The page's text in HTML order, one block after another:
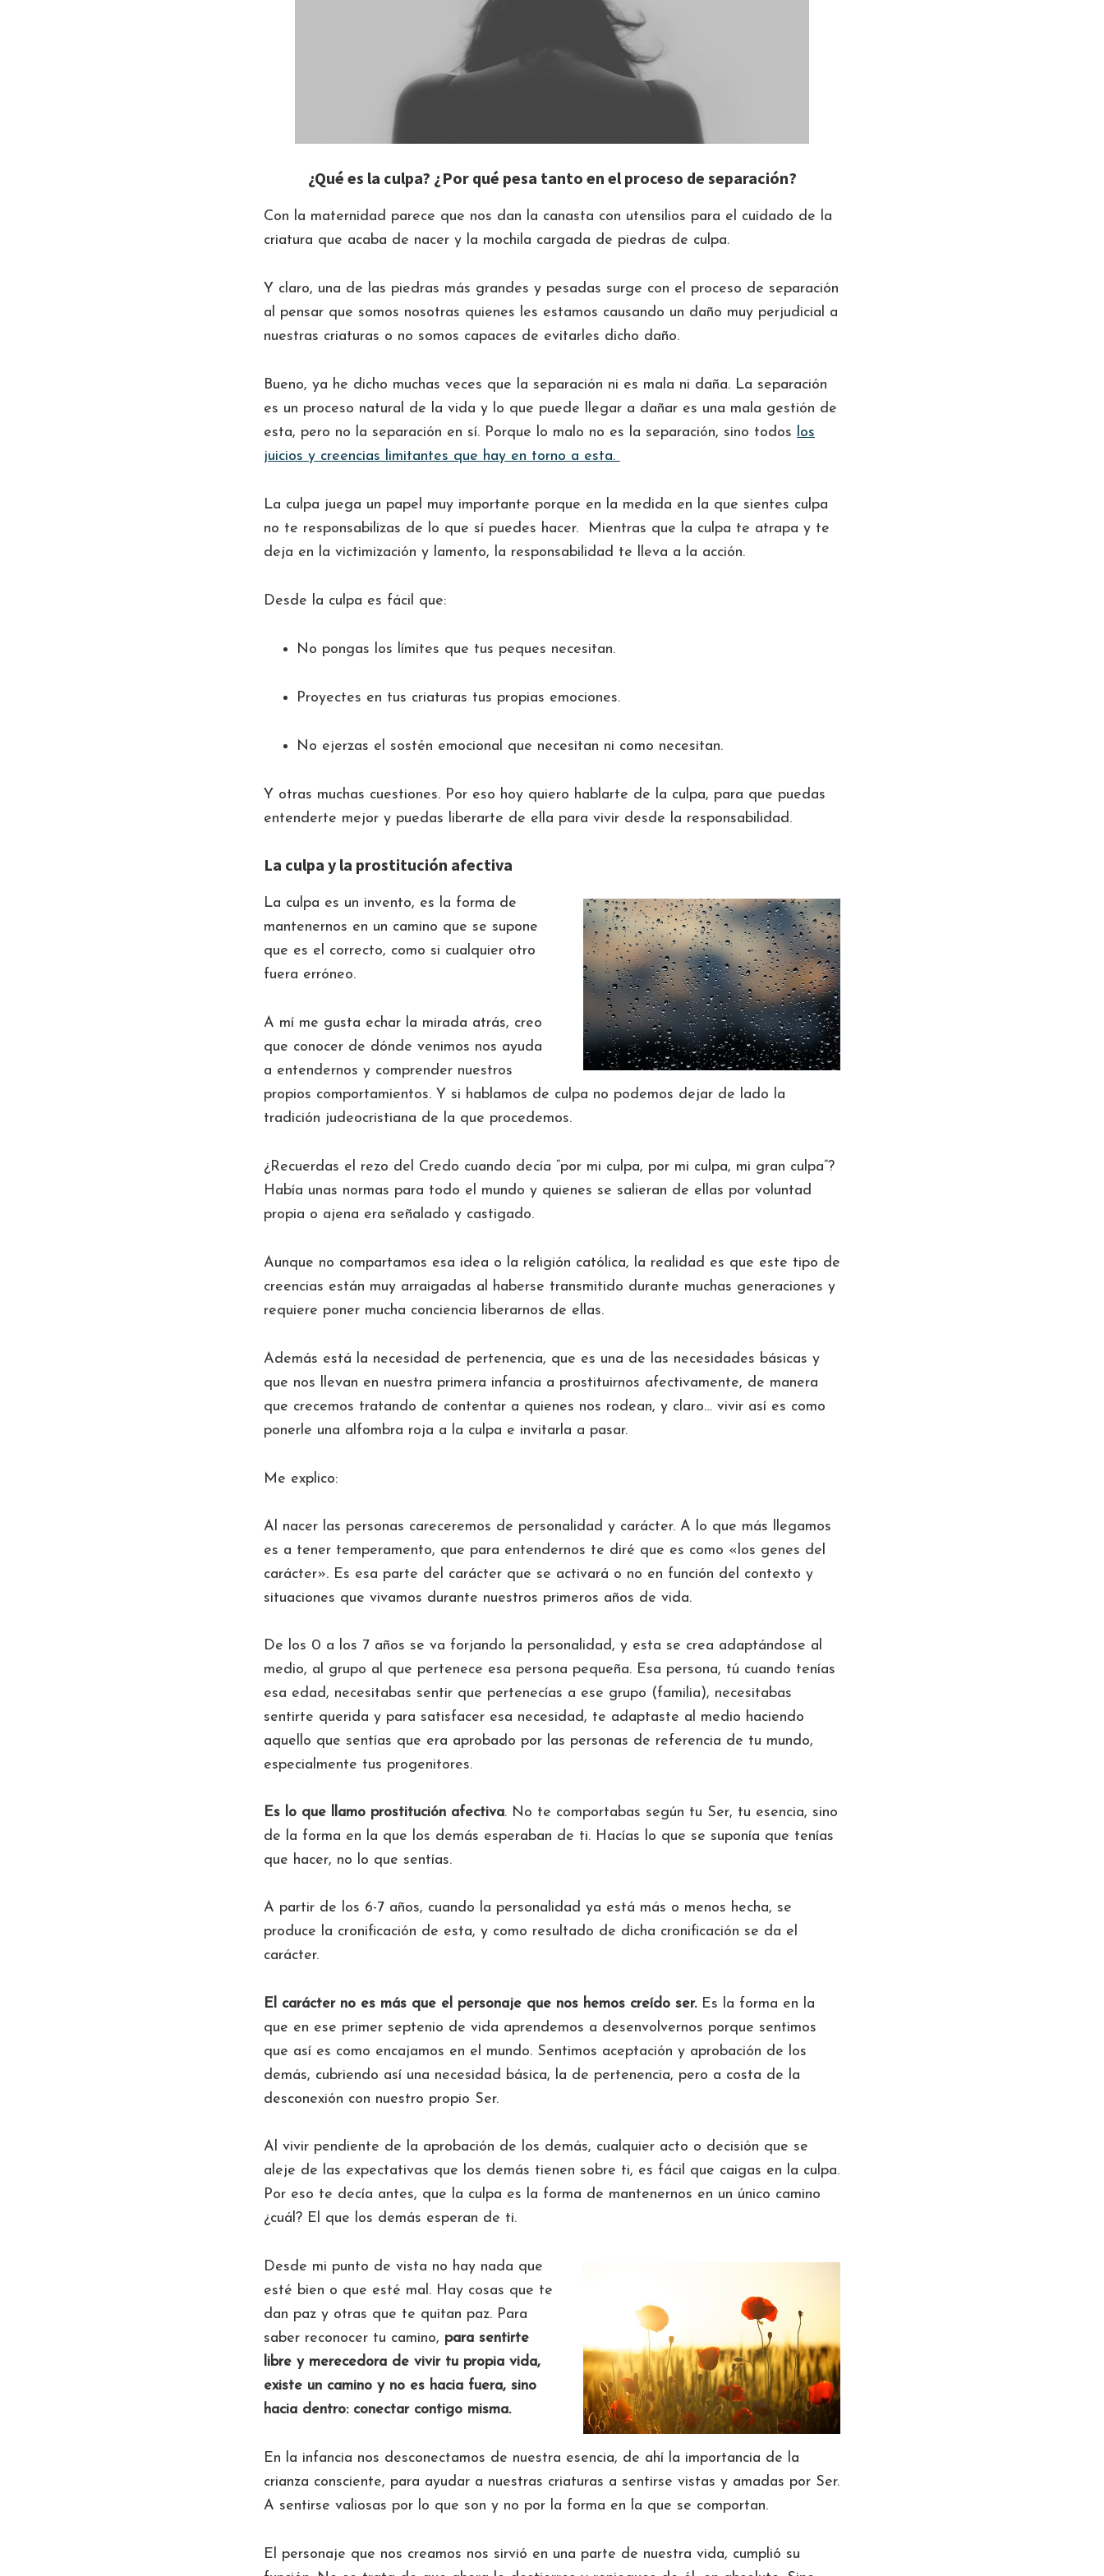
¿Qué es la culpa? ¿Por qué pesa tanto en el proceso de separación?
Con la maternidad parece que nos dan la canasta con utensilios para el cuidado de la
criatura que acaba de nacer y la mochila cargada de piedras de culpa.
Y claro, una de las piedras más grandes y pesadas surge con el proceso de separación
al pensar que somos nosotras quienes les estamos causando un daño muy perjudicial a
nuestras criaturas o no somos capaces de evitarles dicho daño.
Bueno, ya he dicho muchas veces que la separación ni es mala ni daña. La separación
es un proceso natural de la vida y lo que puede llegar a dañar es una mala gestión de
esta, pero no la separación en sí. Porque lo malo no es la separación, sino todos los
juicios y creencias limitantes que hay en torno a esta.
La culpa juega un papel muy importante porque en la medida en la que sientes culpa
no te responsabilizas de lo que sí puedes hacer. Mientras que la culpa te atrapa y te
deja en la victimización y lamento, la responsabilidad te lleva a la acción.
Desde la culpa es fácil que:
No pongas los límites que tus peques necesitan.
Proyectes en tus criaturas tus propias emociones.
No ejerzas el sostén emocional que necesitan ni como necesitan.
Y otras muchas cuestiones. Por eso hoy quiero hablarte de la culpa, para que puedas
entenderte mejor y puedas liberarte de ella para vivir desde la responsabilidad.
La culpa y la prostitución afectiva
La culpa es un invento, es la forma de
mantenernos en un camino que se supone
que es el correcto, como si cualquier otro
fuera erróneo.
A mí me gusta echar la mirada atrás, creo
que conocer de dónde venimos nos ayuda
a entendernos y comprender nuestros
propios comportamientos. Y si hablamos de culpa no podemos dejar de lado la
tradición judeocristiana de la que procedemos.
¿Recuerdas el rezo del Credo cuando decía “por mi culpa, por mi culpa, mi gran culpa”?
Había unas normas para todo el mundo y quienes se salieran de ellas por voluntad
propia o ajena era señalado y castigado.
Aunque no compartamos esa idea o la religión católica, la realidad es que este tipo de
creencias están muy arraigadas al haberse transmitido durante muchas generaciones y
requiere poner mucha conciencia liberarnos de ellas.
Además está la necesidad de pertenencia, que es una de las necesidades básicas y
que nos llevan en nuestra primera infancia a prostituirnos afectivamente, de manera
que crecemos tratando de contentar a quienes nos rodean, y claro… vivir así es como
ponerle una alfombra roja a la culpa e invitarla a pasar.
Me explico:
Al nacer las personas careceremos de personalidad y carácter. A lo que más llegamos
es a tener temperamento, que para entendernos te diré que es como «los genes del
carácter». Es esa parte del carácter que se activará o no en función del contexto y
situaciones que vivamos durante nuestros primeros años de vida.
De los 0 a los 7 años se va forjando la personalidad, y esta se crea adaptándose al
medio, al grupo al que pertenece esa persona pequeña. Esa persona, tú cuando tenías
esa edad, necesitabas sentir que pertenecías a ese grupo (familia), necesitabas
sentirte querida y para satisfacer esa necesidad, te adaptaste al medio haciendo
aquello que sentías que era aprobado por las personas de referencia de tu mundo,
especialmente tus progenitores.
Es lo que llamo prostitución afectiva. No te comportabas según tu Ser, tu esencia, sino
de la forma en la que los demás esperaban de ti. Hacías lo que se suponía que tenías
que hacer, no lo que sentías.
A partir de los 6-7 años, cuando la personalidad ya está más o menos hecha, se
produce la cronificación de esta, y como resultado de dicha cronificación se da el
carácter.
El carácter no es más que el personaje que nos hemos creído ser.Es la forma en la
que en ese primer septenio de vida aprendemos a desenvolvernos porque sentimos
que así es como encajamos en el mundo. Sentimos aceptación y aprobación de los
demás, cubriendo así una necesidad básica, la de pertenencia, pero a costa de la
desconexión con nuestro propio Ser.
Al vivir pendiente de la aprobación de los demás, cualquier acto o decisión que se
aleje de las expectativas que los demás tienen sobre ti, es fácil que caigas en la culpa.
Por eso te decía antes, que la culpa es la forma de mantenernos en un único camino
¿cuál? El que los demás esperan de ti.
Desde mi punto de vista no hay nada que
esté bien o que esté mal. Hay cosas que te
dan paz y otras que te quitan paz. Para
saber reconocer tu camino, para sentirte
libre y merecedora de vivir tu propia vida,
existe un camino y no es hacia fuera, sino
hacia dentro: conectar contigo misma.
En la infancia nos desconectamos de nuestra esencia, de ahí la importancia de la
crianza consciente, para ayudar a nuestras criaturas a sentirse vistas y amadas por Ser.
A sentirse valiosas por lo que son y no por la forma en la que se comportan.
El personaje que nos creamos nos sirvió en una parte de nuestra vida, cumplió su